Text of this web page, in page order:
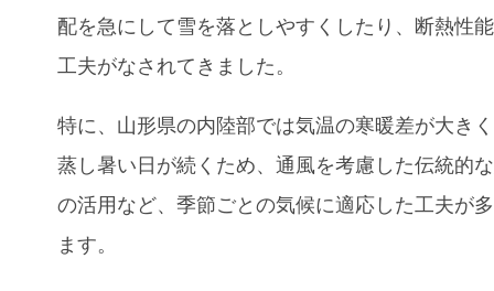
配を急にして雪を落としやすくしたり、断熱性
工夫がなされてきました。
特に、山形県の内陸部では気温の寒暖差が大き
蒸し暑い日が続くため、通風を考慮した伝統的
の活用など、季節ごとの気候に適応した工夫が
ます。